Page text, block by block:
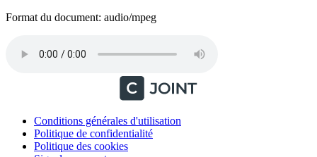
Format du document: audio/mpeg
Conditions générales d'utilisation
Politique de confidentialité
Politique des cookies